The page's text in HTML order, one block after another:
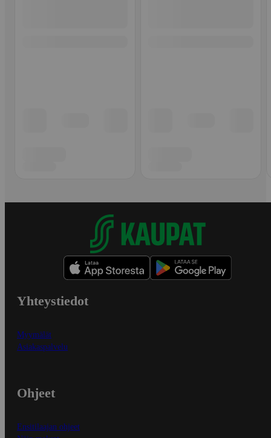
Yhteystiedot
Myymälät
Asiakaspalvelu
Ohjeet
Ensitilaajan ohjeet